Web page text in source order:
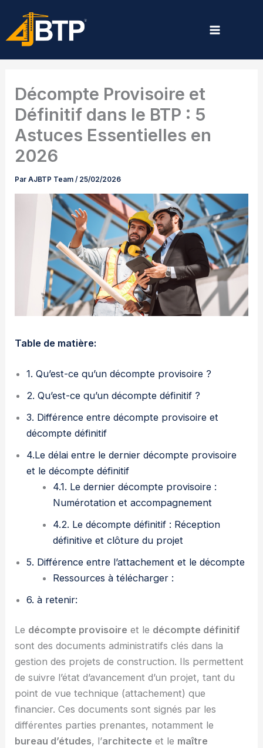
contenu
Décompte Provisoire et
Définitif dans le BTP : 5
Astuces Essentielles en
2026
Par AJBTP Team/ 25/02/2026
Table de matière:
1. Qu’est-ce qu’un décompte provisoire ?
2. Qu’est-ce qu’un décompte définitif ?
3. Différence entre décompte provisoire et
décompte définitif
4.Le délai entre le dernier décompte provisoire
et le décompte définitif
4.1. Le dernier décompte provisoire :
Numérotation et accompagnement
4.2. Le décompte définitif : Réception
définitive et clôture du projet
5. Différence entre l’attachement et le décompte
Ressources à télécharger :
6. à retenir:
Le décompte provisoire et le décompte définitif
sont des documents administratifs clés dans la
gestion des projets de construction. Ils permettent
de suivre l’état d’avancement d’un projet, tant du
point de vue technique (attachement) que
financier. Ces documents sont signés par les
différentes parties prenantes, notamment le
bureau d’études, l’architecte et le maître